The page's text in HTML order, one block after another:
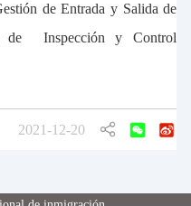
de Entrada y Salida de
de Inspección y Control
2021-12-20